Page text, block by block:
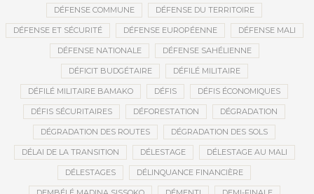
DÉFENSE COMMUNE DÉFENSE DU TERRITOIRE
DÉFENSE ET SÉCURITÉ DÉFENSE EUROPÉENNE DÉFENSE MALI
DÉFENSE NATIONALE DÉFENSE SAHÉLIENNE
DÉFICIT BUDGÉTAIRE DÉFILÉ MILITAIRE
DÉFILÉ MILITAIRE BAMAKO DÉFIS DÉFIS ÉCONOMIQUES
DÉFIS SÉCURITAIRES DÉFORESTATION DÉGRADATION
DÉGRADATION DES ROUTES DÉGRADATION DES SOLS
DÉLAI DE LA TRANSITION DÉLESTAGE DÉLESTAGE AU MALI
DÉLESTAGES DÉLINQUANCE FINANCIÈRE